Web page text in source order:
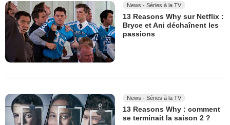
News - Séries à la TV
13 Reasons Why sur Netflix :
Bryce et Ani déchaînent les
passions
News - Séries à la TV
13 Reasons Why : comment
se terminait la saison 2 ?